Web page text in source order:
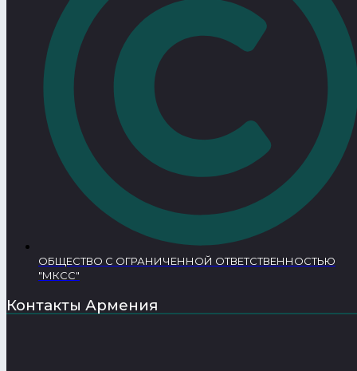
ОБЩЕСТВО С ОГРАНИЧЕННОЙ ОТВЕТСТВЕННОСТЬЮ
"МКСС"
Контакты Армения